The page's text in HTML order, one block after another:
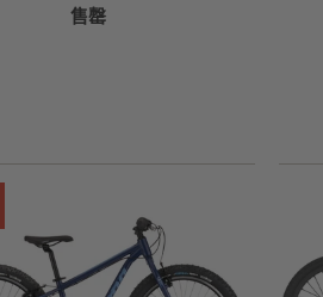
售罄